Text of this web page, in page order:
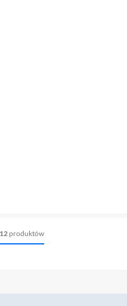
produktów